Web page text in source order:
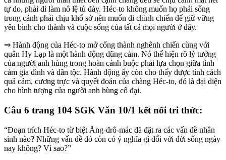
tự do, phải đi làm nô lệ tù đày. Héc-to không muốn họ phải sống
trong cảnh phải chịu khổ sở nên muốn đi chinh chiến để giữ vững
yên bình cho thành và cuộc sống của tất cả mọi người ở đây.
⇒ Hành động của Héc-to mở cổng thành nghênh chiến cùng với
quân Hy Lạp là một hành động dũng cảm. Nó thể hiện rõ lý tưởng
của người anh hùng trong hoàn cảnh buộc phải lựa chọn giữa tình
cảm gia đình và dân tộc. Hành động ấy còn cho thấy được tính cách
quả cảm, cương trực và quyết đoán của chàng Héc-to, đó là đại diện
cho hình tượng của người anh hùng cổ đại.
Câu 6 trang 104 SGK Văn 10/1 kết nối tri thức:
“Đoạn trích Héc-to từ biệt Ăng-đrô-mác đã đặt ra các vấn đề nhân
sinh nào? Những vấn đề đó còn có ý nghĩa gì đối với đời sống ngày
nay không? Vì sao?”